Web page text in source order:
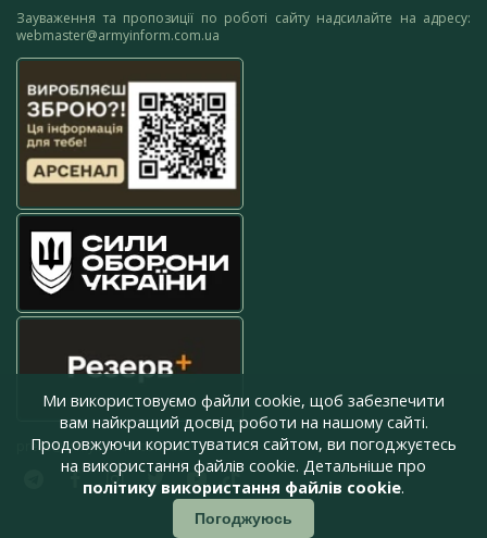
Зауваження та пропозиції по роботі сайту надсилайте на адресу:
webmaster@armyinform.com.ua
press@armyinform.com.ua
Ми використовуємо файли cookie, щоб забезпечити
вам найкращий досвід роботи на нашому сайті.
Продовжуючи користуватися сайтом, ви погоджуєтесь
на використання файлів cookie. Детальніше про
політику використання файлів cookie.
Погоджуюсь